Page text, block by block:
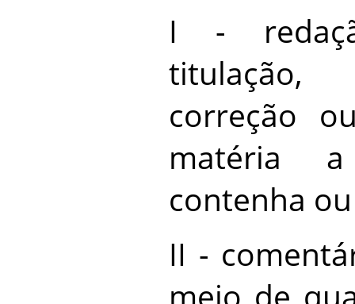
I -
correção
matéria
contenha
II -
meio de